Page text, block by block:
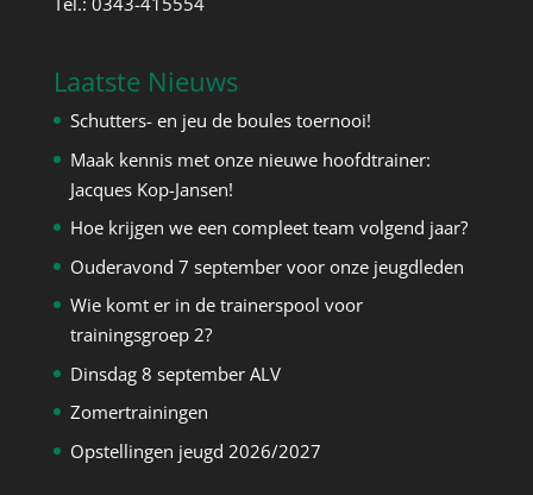
Laatste Nieuws
Schutters- en jeu de boules toernooi!
Maak kennis met onze nieuwe hoofdtrainer:
Jacques Kop-Jansen!
Hoe krijgen we een compleet team volgend jaar?
Ouderavond 7 september voor onze jeugdleden
Wie komt er in de trainerspool voor
trainingsgroep 2?
Dinsdag 8 september ALV
Zomertrainingen
Opstellingen jeugd 2026/2027